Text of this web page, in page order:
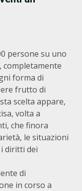
persone su uno
completamente
forma di
frutto di
scelta appare,
volta a
che finora
le situazioni
diritti dei
di
in corso a